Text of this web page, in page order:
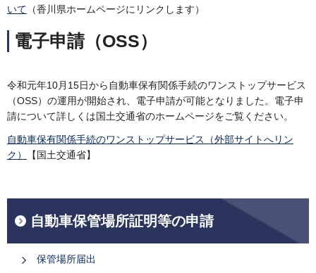
いて （香川県ホームページにリンクします）
電子申請（OSS）
令和元年10月15日から自動車保有関係手続のワンストップサービス
（OSS）の運用が開始され、電子申請が可能となりました。電子申
請について詳しくは国土交通省のホームページをご覧ください。
自動車保有関係手続のワンストップサービス（外部サイトへリン
ク）
【国土交通省】
自動車保管場所証明等の申請
保管場所届出